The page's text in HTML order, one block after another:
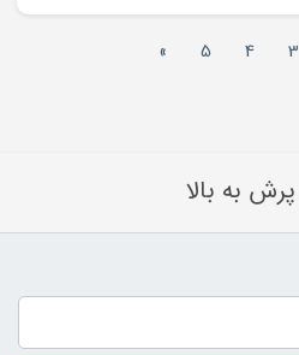
3
4
5
»
پرش به بالا